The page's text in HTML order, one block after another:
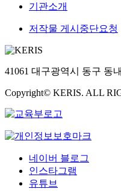
기관소개
저작물 게시중단요청
41061 대구광역시 동구 동
Copyright© KERIS. ALL
네이버 블로그
인스타그램
유튜브